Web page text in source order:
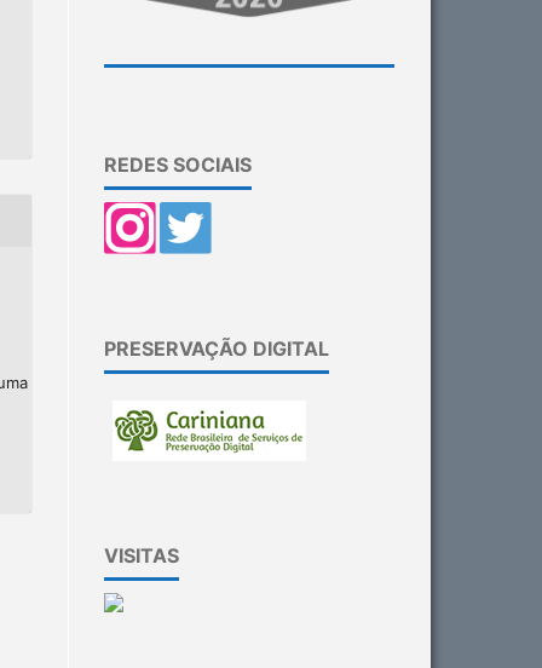
REDES SOCIAIS
PRESERVAÇÃO DIGITAL
VISITAS